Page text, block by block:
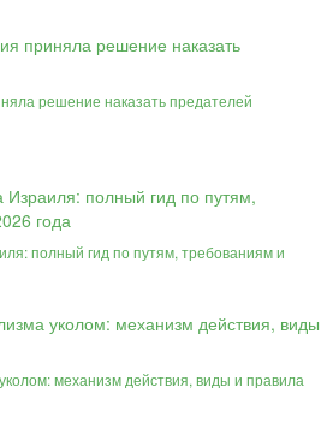
решение наказать предателей
полный гид по путям, требованиям и
механизм действия, виды и правила